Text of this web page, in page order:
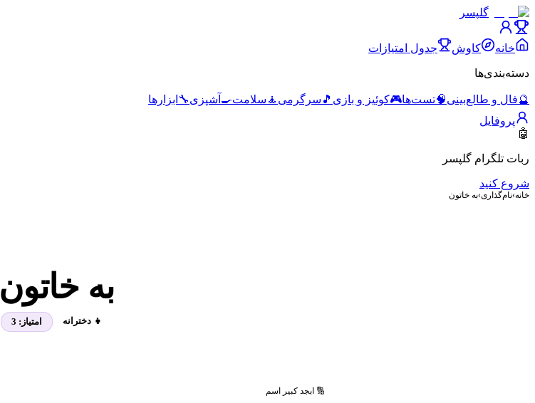
گلپسر
خانه کاوش جدول امتیازات
دسته‌بندی‌ها
🔮فال و طالع‌بینی🧠تست‌ها🎮کوئیز و بازی 🎵 سرگرمی 🧘 سلامت🍳 آشپزی🔧 ابزارها
پروفایل
🤖
ربات تلگرام گلپسر
شروع کنید
خانه›نام‌گذاری›به خاتون
به خاتون
👧 دخترانه امتیاز: 3
🔢 ابجد کبیر اسم